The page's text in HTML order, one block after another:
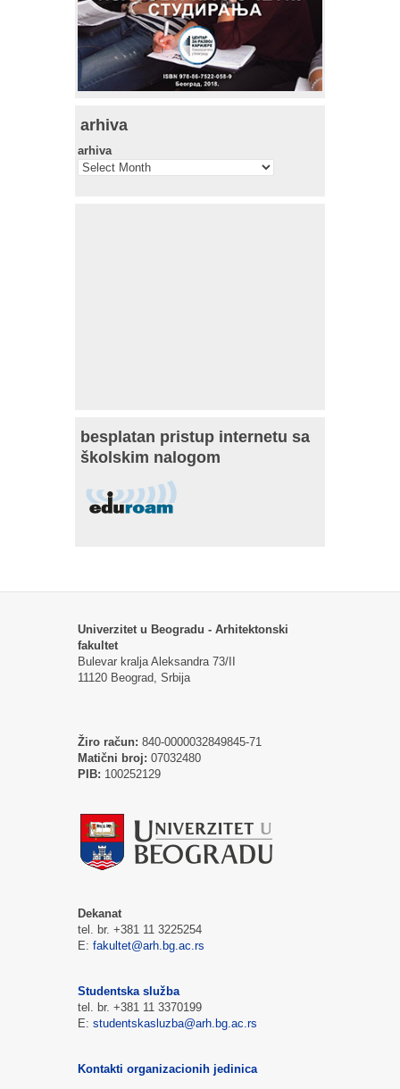
arhiva
arhiva
besplatan pristup internetu sa
školskim nalogom
Univerzitet u Beogradu - Arhitektonski
fakultet
Bulevar kralja Aleksandra 73/II
11120 Beograd, Srbija
Žiro račun: 840-0000032849845-71
Matični broj: 07032480
PIB: 100252129
Dekanat
tel. br. +381 11 3225254
E: fakultet@arh.bg.ac.rs
Studentska služba
tel. br. +381 11 3370199
E: studentskasluzba@arh.bg.ac.rs
Kontakti organizacionih jedinica